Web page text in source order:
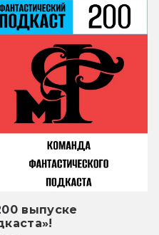
выпуске